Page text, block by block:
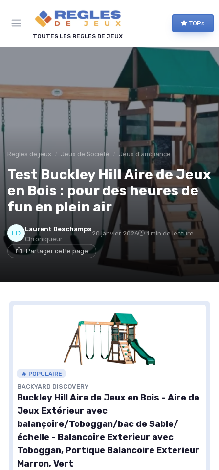
TOUTES LES REGLES DE JEUX
TOPs
Regles de jeux Jeux de Société Jeux d'ambiance
Test Buckley Hill Aire de Jeux
en Bois : pour des heures de
fun en plein air
Laurent Deschamps
Chroniqueur
20 janvier 2026 1 min de lecture
Partager cette page
🔥 POPULAIRE
BACKYARD DISCOVERY
Buckley Hill Aire de Jeux en Bois - Aire de
Jeux Extérieur avec
balançoire/Toboggan/bac de Sable/
échelle - Balancoire Exterieur avec
Toboggan, Portique Balancoire Exterieur
Marron, Vert